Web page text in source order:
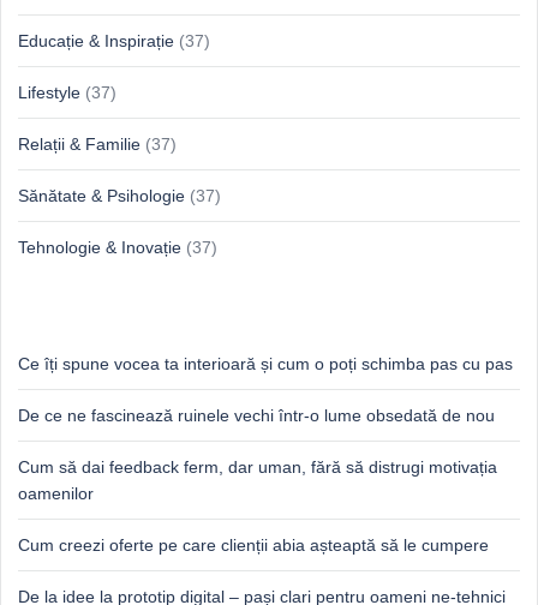
Educație & Inspirație (37)
Lifestyle (37)
Relații & Familie (37)
Sănătate & Psihologie (37)
Tehnologie & Inovație (37)
Ce îți spune vocea ta interioară și cum o poți schimba pas cu pas
De ce ne fascinează ruinele vechi într-o lume obsedată de nou
Cum să dai feedback ferm, dar uman, fără să distrugi motivația
oamenilor
Cum creezi oferte pe care clienții abia așteaptă să le cumpere
De la idee la prototip digital – pași clari pentru oameni ne-tehnici